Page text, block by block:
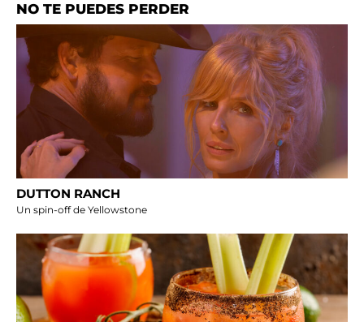
NO TE PUEDES PERDER
DUTTON RANCH
Un spin-off de Yellowstone